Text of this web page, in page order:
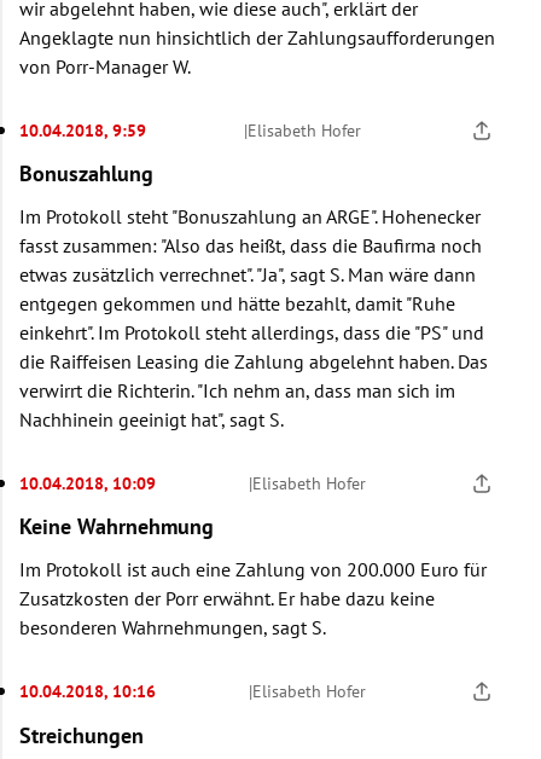
wir abgelehnt haben, wie diese auch", erklärt der
Angeklagte nun hinsichtlich der Zahlungsaufforderungen
von Porr-Manager W.
10.04.2018, 9:59 |Elisabeth Hofer
Bonuszahlung
Im Protokoll steht "Bonuszahlung an ARGE". Hohenecker
fasst zusammen: "Also das heißt, dass die Baufirma noch
etwas zusätzlich verrechnet". "Ja", sagt S. Man wäre dann
entgegen gekommen und hätte bezahlt, damit "Ruhe
einkehrt". Im Protokoll steht allerdings, dass die "PS" und
die Raiffeisen Leasing die Zahlung abgelehnt haben. Das
verwirrt die Richterin. "Ich nehm an, dass man sich im
Nachhinein geeinigt hat", sagt S.
10.04.2018, 10:09 |Elisabeth Hofer
Keine Wahrnehmung
Im Protokoll ist auch eine Zahlung von 200.000 Euro für
Zusatzkosten der Porr erwähnt. Er habe dazu keine
besonderen Wahrnehmungen, sagt S.
10.04.2018, 10:16 |Elisabeth Hofer
Streichungen